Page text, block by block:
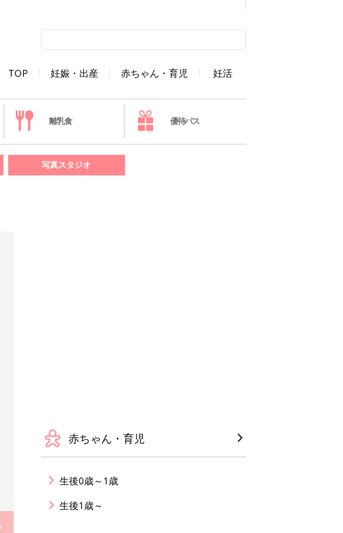
TOP 妊娠・出産 赤ちゃん・育児 妊活
離乳食 優待パス
写真スタジオ
赤ちゃん・育児
生後0歳～1歳
生後1歳～